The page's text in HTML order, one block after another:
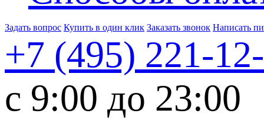
Задать вопрос Купить в один клик Заказать звонок Написать
+7 (495) 221-
c 9:00 до 23:00